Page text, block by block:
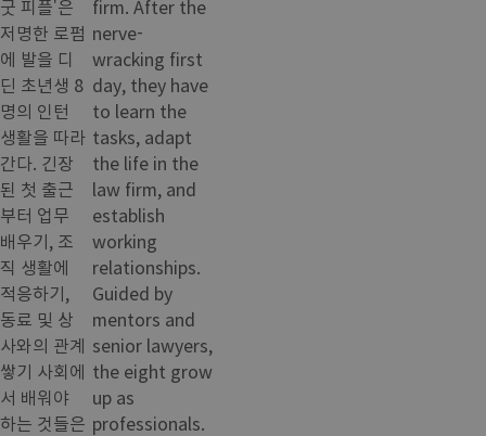
굿 피플'은
저명한 로펌
에 발을 디
딘 초년생 8
명의 인턴
생활을 따라
간다. 긴장
된 첫 출근
부터 업무
배우기, 조
직 생활에
적응하기,
동료 및 상
사와의 관계
쌓기 사회에
서 배워야
하는 것들은
firm. After the
nerve-
wracking first
day, they have
to learn the
tasks, adapt
the life in the
law firm, and
establish
working
relationships.
Guided by
mentors and
senior lawyers,
the eight grow
up as
professionals.